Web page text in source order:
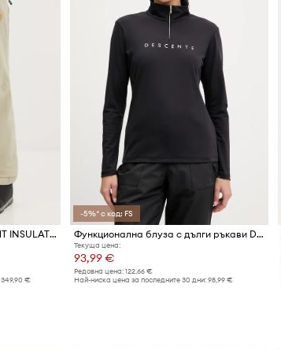
Ски панталон Descente LIGHT INSULATED PANTS Marco Odermatt
349,90 €
-5%* с код: FS
Функционална блуза с дълги ръкави Descente CHEST LOGO T-NECK
Текуща цена:
93,99 €
Редовна цена: 122,66 €
Най-ниска цена за последните 30 дни: 98,99 €